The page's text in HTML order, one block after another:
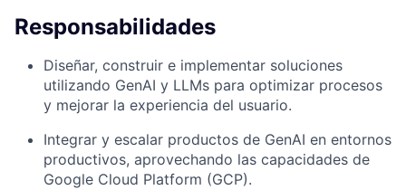
Responsabilidades
Diseñar, construir e implementar soluciones
utilizando GenAI y LLMs para optimizar procesos
y mejorar la experiencia del usuario.
Integrar y escalar productos de GenAI en entornos
productivos, aprovechando las capacidades de
Google Cloud Platform (GCP).